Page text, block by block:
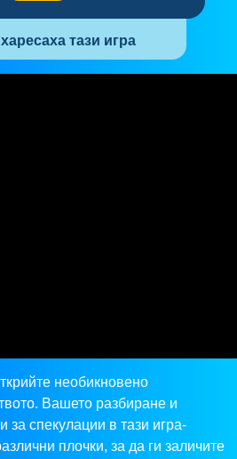
тази игра
необикновено
Вашето разбиране и
за спекулации в тази игра-
плочки, за да ги заличите